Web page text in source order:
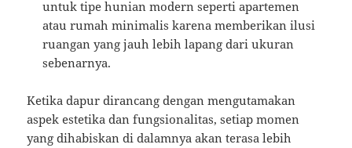
untuk tipe hunian modern seperti apartemen
atau rumah minimalis karena memberikan ilusi
ruangan yang jauh lebih lapang dari ukuran
sebenarnya.
Ketika dapur dirancang dengan mengutamakan
aspek estetika dan fungsionalitas, setiap momen
yang dihabiskan di dalamnya akan terasa lebih